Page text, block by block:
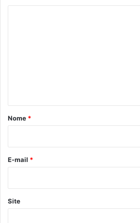
r
*
Nome *
E-mail *
Site